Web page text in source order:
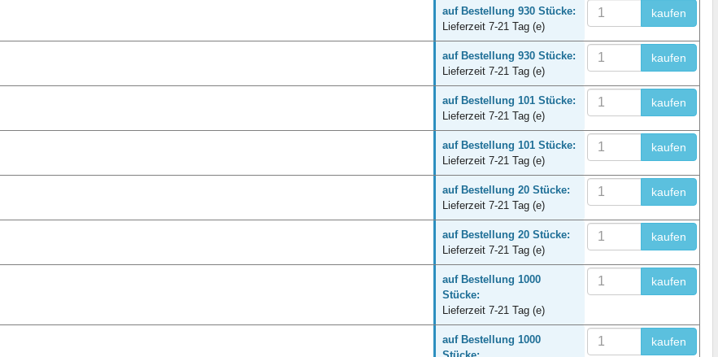
auf Bestellung 930 Stücke:
Lieferzeit 7-21 Tag (e)
kaufen
auf Bestellung 930 Stücke:
Lieferzeit 7-21 Tag (e)
kaufen
auf Bestellung 101 Stücke:
Lieferzeit 7-21 Tag (e)
kaufen
auf Bestellung 101 Stücke:
Lieferzeit 7-21 Tag (e)
kaufen
auf Bestellung 20 Stücke:
Lieferzeit 7-21 Tag (e)
kaufen
auf Bestellung 20 Stücke:
Lieferzeit 7-21 Tag (e)
kaufen
auf Bestellung 1000
Stücke:
Lieferzeit 7-21 Tag (e)
kaufen
auf Bestellung 1000
kaufen